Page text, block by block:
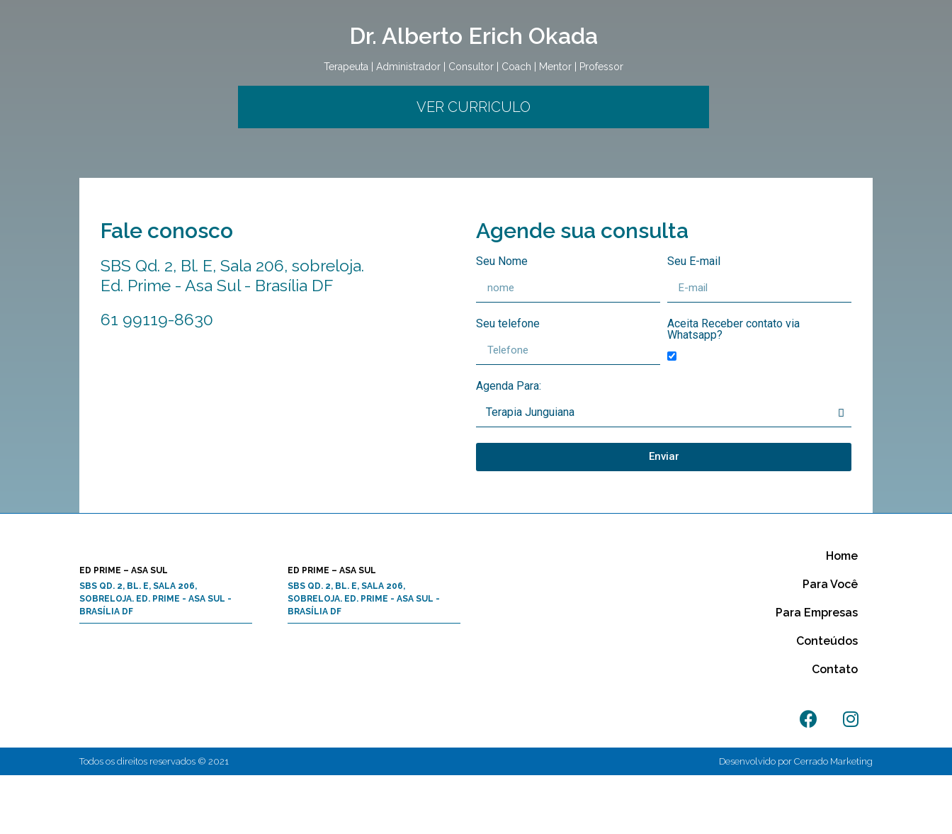
Dr. Alberto Erich Okada
Terapeuta | Administrador | Consultor | Coach | Mentor | Professor
VER CURRICULO
Fale conosco
SBS Qd. 2, Bl. E, Sala 206, sobreloja.
Ed. Prime - Asa Sul - Brasília DF
61 99119-8630
Agende sua consulta
Seu Nome Seu E-mail
Seu telefone
Aceita Receber contato via
Whatsapp?
Agenda Para:
Enviar
ED PRIME – ASA SUL
SBS QD. 2, BL. E, SALA 206,
SOBRELOJA. ED. PRIME - ASA SUL -
BRASÍLIA DF
ED PRIME – ASA SUL
SBS QD. 2, BL. E, SALA 206,
SOBRELOJA. ED. PRIME - ASA SUL -
BRASÍLIA DF
Home
Para Você
Para Empresas
Conteúdos
Contato
Todos os direitos reservados © 2021 Desenvolvido por Cerrado Marketing